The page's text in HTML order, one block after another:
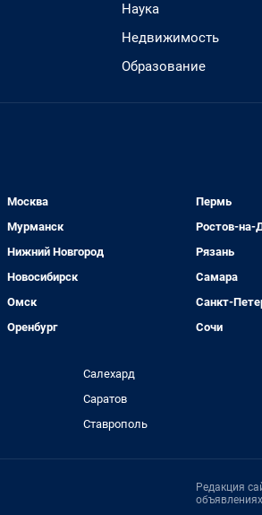
Наука
Недвижимость
Образование
Москва
Мурманск
Нижний Новгород
Новосибирск
Омск
Оренбург
Пермь
Ростов-на-
Рязань
Самара
Санкт-
Сочи
Салехард
Саратов
Ставрополь
Редакция